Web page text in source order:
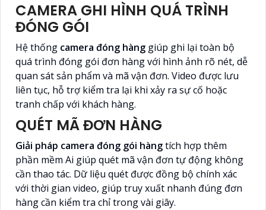
CAMERA GHI HÌNH QUÁ TRÌNH
ĐÓNG GÓI
Hệ thống camera đóng hàng giúp ghi lại toàn bộ
quá trình đóng gói đơn hàng với hình ảnh rõ nét, dễ
quan sát sản phẩm và mã vận đơn. Video được lưu
liên tục, hỗ trợ kiểm tra lại khi xảy ra sự cố hoặc
tranh chấp với khách hàng.
QUÉT MÃ ĐƠN HÀNG
Giải pháp camera đóng gói hàngtích hợp thêm
phần mềm Ai giúp quét mã vận đơn tự động không
cần thao tác. Dữ liệu quét được đồng bộ chính xác
với thời gian video, giúp truy xuất nhanh đúng đơn
hàng cần kiểm tra chỉ trong vài giây.